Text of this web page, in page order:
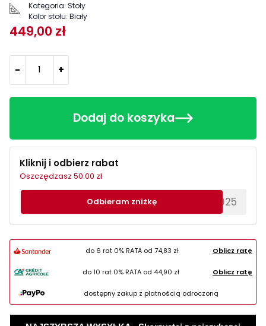
Kategoria: Stoły
Kolor stołu: Biały
449,00 zł
- +
Dodaj do koszyka
Kliknij i odbierz rabat
Oszczędzasz 50.00 zł
********EWS2025
Odbieram zniżkę
do 6 rat 0% RATA od 74,83 zł Oblicz ratę
do 10 rat 0% RATA od 44,90 zł Oblicz ratę
dostępny zakup z płatnością odroczoną